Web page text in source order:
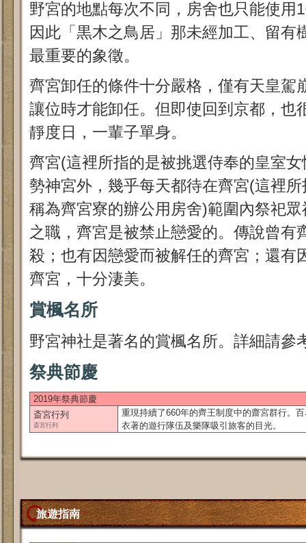
野宮的地點每次不同，房舍也只能使用
因此「黒木之鳥居」那未經加工、留有
最重要的象徵。
齊宮卸任的條件十分嚴格，僅有天皇駕
讓位時才能卸任。但即使回到京都，也
靜度日，一輩子單身。
齊宮(這裡所指的是被挑選侍奉的皇室
勢神宮外，幾乎每天都待在齊宮(這裡
稱為齊宮寮的辦公用房舍)範圍內祭祀
之職，齊宮是被禁止戀愛的。傳說曾有
殺；也有因戀愛而被解任的齊宮；還有
齊宮，十分淒美。
賞楓名所
野宮神社是著名的賞楓名所。詳細請參
祭典節慶
2019年祭典節慶
斎宮行列
斎宮行列
重現持續了660年的齊王制度中的齋宮群行。
衣著的遊行隊伍及樂隊吸引旅客的目光。
旅遊指南